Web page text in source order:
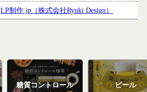
LP制作.jp（株式会社Ryuki Design）
糖質コントロール ビール